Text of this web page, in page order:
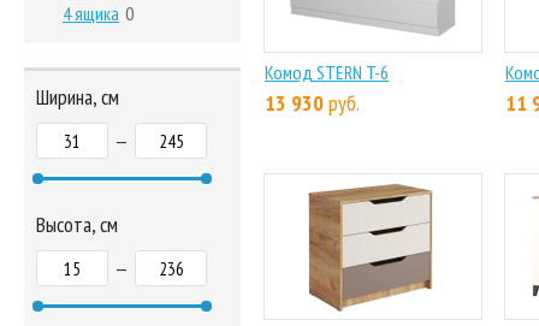
Комод STERN T-6
13 930руб. 11
4 ящика 0
Ширина, см
—
Высота, см
—